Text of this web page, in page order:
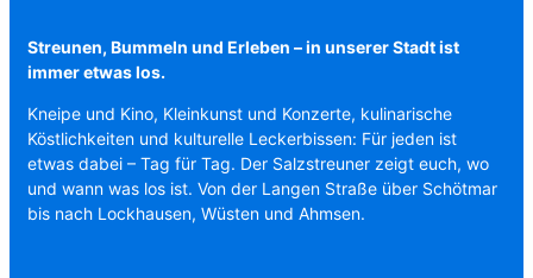
Streunen, Bummeln und Erleben – in unserer Stadt ist
immer etwas los.
Kneipe und Kino, Kleinkunst und Konzerte, kulinarische
Köstlichkeiten und kulturelle Leckerbissen: Für jeden ist
etwas dabei – Tag für Tag. Der Salzstreuner zeigt euch, wo
und wann was los ist. Von der Langen Straße über Schötmar
bis nach Lockhausen, Wüsten und Ahmsen.